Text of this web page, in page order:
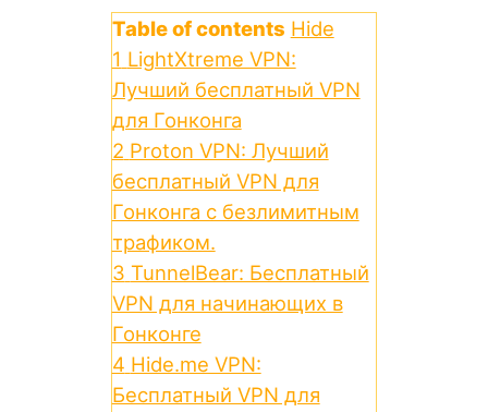
Table of contents Hide
1 LightXtreme VPN:
Лучший бесплатный VPN
для Гонконга
2 Proton VPN: Лучший
бесплатный VPN для
Гонконга с безлимитным
трафиком.
3 TunnelBear: Бесплатный
VPN для начинающих в
Гонконге
4 Hide.me VPN:
Бесплатный VPN для